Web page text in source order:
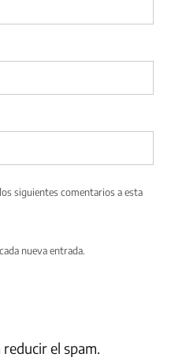
siguientes comentarios a esta
nueva entrada.
el spam.